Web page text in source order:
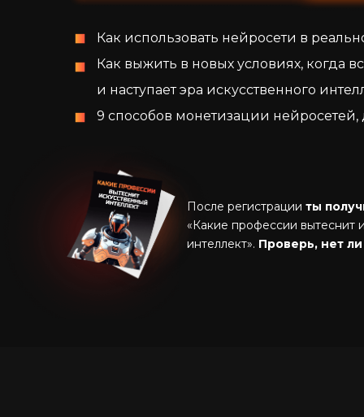
Как использовать нейросети в
Как выжить в новых условиях, когда
и наступает эра искусственного
9 способов монетизации
После регистрации ты
«Какие профессии вытеснит
интеллект». Проверь, нет